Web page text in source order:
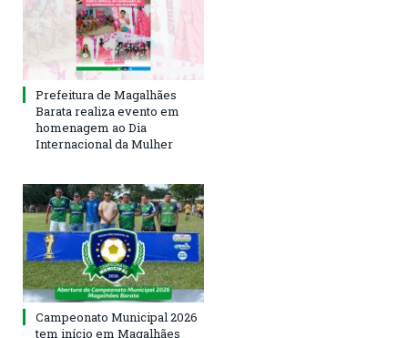
Prefeitura de Magalhães
Barata realiza evento em
homenagem ao Dia
Internacional da Mulher
Campeonato Municipal 2026
tem início em Magalhães